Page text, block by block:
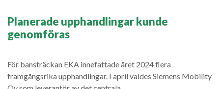
Planerade upphandlingar kunde
genomföras
För bansträckan EKA innefattade året 2024 flera
framgångsrika upphandlingar. I april valdes Siemens Mobility